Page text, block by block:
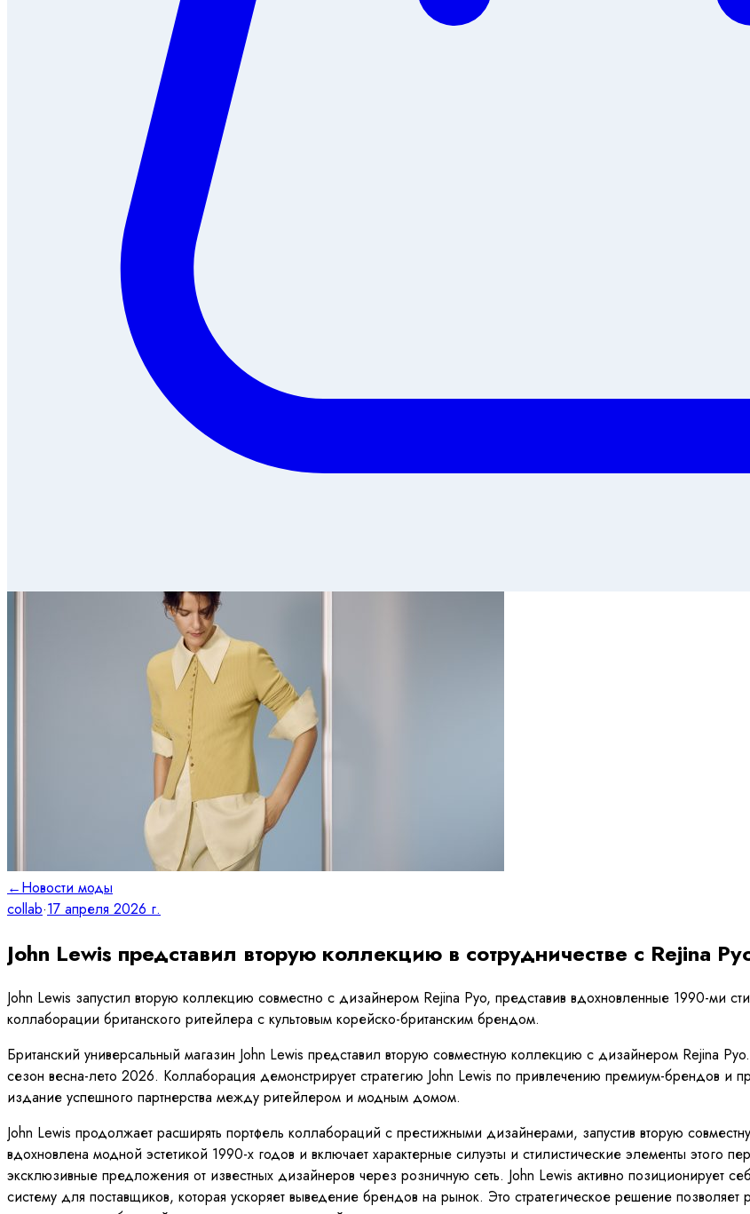
←Новости моды
collab·17 апреля 2026 г.
John Lewis представил вторую коллекцию в сотрудничестве с Rejina
John Lewis запустил вторую коллекцию совместно с дизайнером Rejina Pyo, представив вдохновленные 1990-ми
коллаборации британского ритейлера с культовым корейско-британским брендом.
Британский универсальный магазин John Lewis представил вторую совместную коллекцию с дизайнером Rejina
сезон весна-лето 2026. Коллаборация демонстрирует стратегию John Lewis по привлечению премиум-брендов и
издание успешного партнерства между ритейлером и модным домом.
John Lewis продолжает расширять портфель коллабораций с престижными дизайнерами, запустив вторую
вдохновлена модной эстетикой 1990-х годов и включает характерные силуэты и стилистические элементы этого
эксклюзивные предложения от известных дизайнеров через розничную сеть. John Lewis активно позиционирует
систему для поставщиков, которая ускоряет выведение брендов на рынок. Это стратегическое решение